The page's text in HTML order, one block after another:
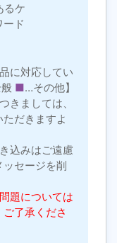
るケ
ド
に対応してい
■…その他】
きましては、
だきますよ
込みはご遠慮
ッセージを削
題については
了承くださ